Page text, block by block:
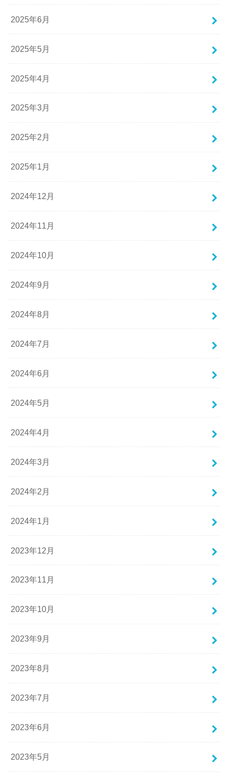
2025年6月
2025年5月
2025年4月
2025年3月
2025年2月
2025年1月
2024年12月
2024年11月
2024年10月
2024年9月
2024年8月
2024年7月
2024年6月
2024年5月
2024年4月
2024年3月
2024年2月
2024年1月
2023年12月
2023年11月
2023年10月
2023年9月
2023年8月
2023年7月
2023年6月
2023年5月